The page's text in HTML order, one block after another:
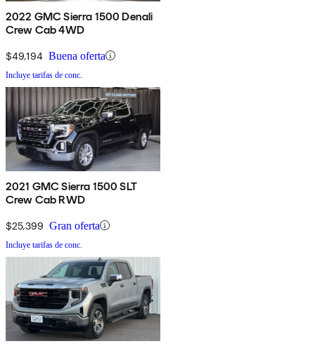
2022 GMC Sierra 1500 Denali
Crew Cab 4WD
$49,194 Buena oferta
Incluye tarifas de conc.
2021 GMC Sierra 1500 SLT
Crew Cab RWD
$25,399 Gran oferta
Incluye tarifas de conc.